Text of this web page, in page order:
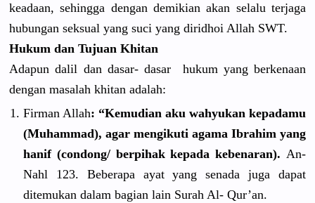
keadaan, sehingga dengan demikian akan selalu terjaga
hubungan seksual yang suci yang diridhoi Allah SWT.
Hukum dan Tujuan Khitan
Adapun dalil dan dasar- dasar hukum yang berkenaan
dengan masalah khitan adalah:
Firman Allah: “Kemudian aku wahyukan kepadamu
(Muhammad), agar mengikuti agama Ibrahim yang
hanif (condong/ berpihak kepada kebenaran). An-
Nahl 123. Beberapa ayat yang senada juga dapat
ditemukan dalam bagian lain Surah Al- Qur’an.